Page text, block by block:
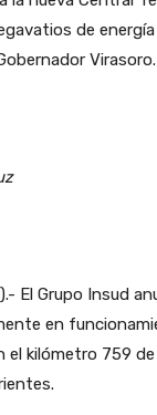
de
Virasoro.
El Grupo Insud
en
kilómetro 759 de